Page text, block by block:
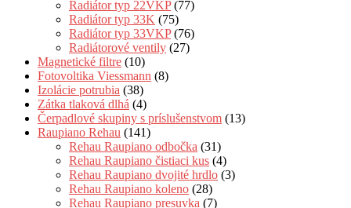
Radiátor typ 22VKP (77)
Radiátor typ 33K (75)
Radiátor typ 33VKP (76)
Radiátorové ventily (27)
Magnetické filtre (10)
Fotovoltika Viessmann (8)
Izolácie potrubia (38)
Zátka tlaková dlhá (4)
Čerpadlové skupiny s príslušenstvom (13)
Raupiano Rehau (141)
Rehau Raupiano odbočka (31)
Rehau Raupiano čistiaci kus (4)
Rehau Raupiano dvojité hrdlo (3)
Rehau Raupiano koleno (28)
Rehau Raupiano presuvka (7)